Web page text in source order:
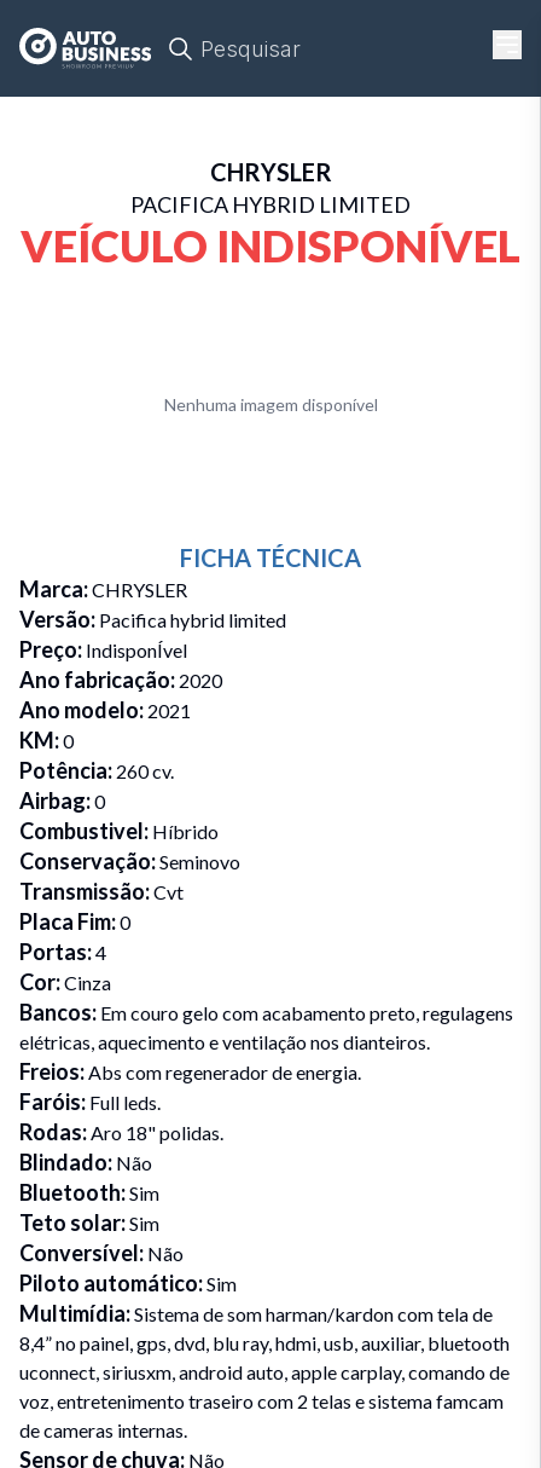
Pesquisar
CHRYSLER
PACIFICA HYBRID LIMITED
VEÍCULO INDISPONÍVEL
Nenhuma imagem disponível
FICHA TÉCNICA
Marca:CHRYSLER
Versão: Pacifica hybrid limited
Preço: IndisponÍvel
Ano fabricação: 2020
Ano modelo: 2021
KM:0
Potência: 260 cv.
Airbag:0
Combustivel: Híbrido
Conservação:Seminovo
Transmissão:Cvt
Placa Fim:0
Portas:4
Cor:Cinza
Bancos: Em couro gelo com acabamento preto, regulagens
elétricas, aquecimento e ventilação nos dianteiros.
Freios:Abs com regenerador de energia.
Faróis: Full leds.
Rodas:Aro 18" polidas.
Blindado: Não
Bluetooth:Sim
Teto solar:Sim
Conversível: Não
Piloto automático:Sim
Multimídia:Sistema de som harman/kardon com tela de
8,4” no painel, gps, dvd, blu ray, hdmi, usb, auxiliar, bluetooth
uconnect, siriusxm, android auto, apple carplay, comando de
voz, entretenimento traseiro com 2 telas e sistema famcam
de cameras internas.
Sensor de chuva: Não